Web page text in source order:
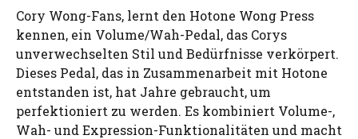
Cory Wong-Fans, lernt den Hotone Wong Press
kennen, ein Volume/Wah-Pedal, das Corys
unverwechselten Stil und Bedürfnisse verkörpert.
Dieses Pedal, das in Zusammenarbeit mit Hotone
entstanden ist, hat Jahre gebraucht, um
perfektioniert zu werden. Es kombiniert Volume-,
Wah- und Expression-Funktionalitäten und macht